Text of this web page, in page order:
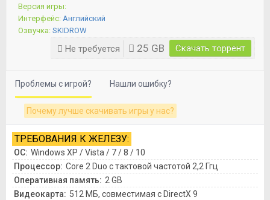
Версия игры:
Интерфейс: Английский
Озвучка: SKIDROW
Не требуется 25 GB Скачать торрент
Проблемы с игрой? Нашли ошибку?
Почему лучше скачивать игры у нас?
ТРЕБОВАНИЯ К ЖЕЛЕЗУ:
ОС: Windows XP / Vista / 7 / 8 / 10
Процессор: Core 2 Duo с тактовой частотой 2,2 Ггц
Оперативная память: 2 GB
Видеокарта: 512 МБ, совместимая с DirectX 9